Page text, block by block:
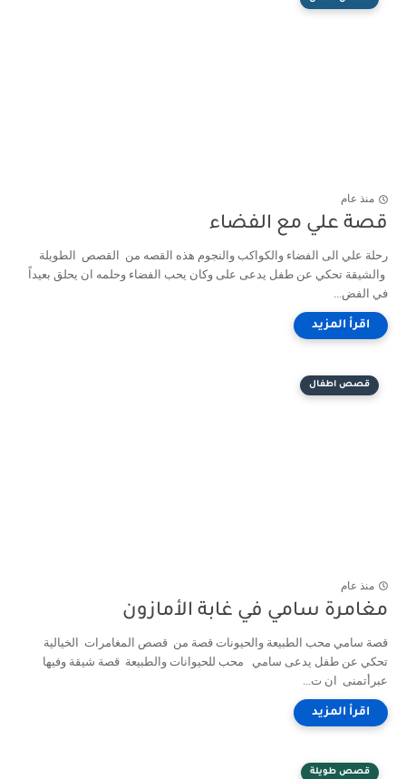
منذ عام
قصة علي مع الفضاء
رحلة علي الى الفضاء والكواكب والنجوم هذه القصه من القصص الطويلة
والشيقة تحكي عن طفل يدعى على وكان يحب الفضاء وحلمه ان يحلق بعيداً
في الفض...
قصص اطفال
منذ عام
مغامرة سامي في غابة الأمازون
قصة سامي محب الطبيعة والحيونات قصة من قصص المغامرات الخيالية
تحكي عن طفل يدعى سامي محب للحيوانات والطبيعة قصة شيقة وفيها
عبرأتمنى ان ت...
قصص طويلة